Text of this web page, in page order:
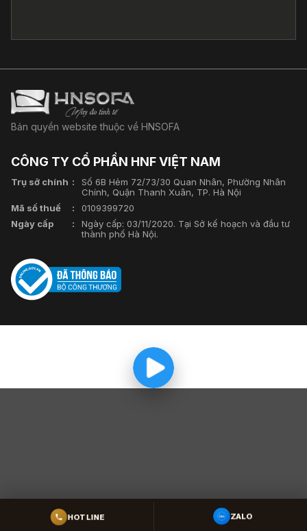
Bản quyền website thuộc về HNSOFA
CÔNG TY CỔ PHẦN HNF VIỆT NAM
Trụ sở chính
Số 6B Hẻm 72/73/30 Quan Nhân, Phường Nhân
Chính, Quận Thanh Xuân, TP. Hà Nội
Mã số thuế
0109399720
Ngày cấp
Ngày cấp: 03/11/2020. Tại Sở kế hoạch và đầu tư
thành phố Hà Nội.
HOTLINE ZALO